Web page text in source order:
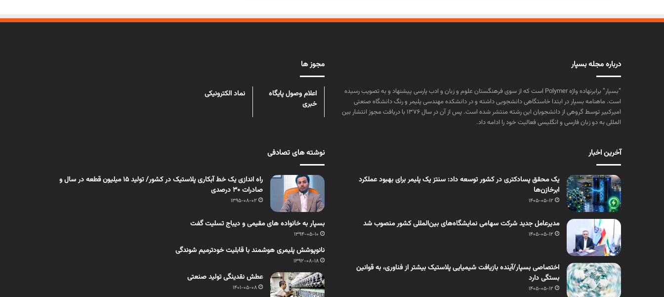
درباره مجله بسپار
“بسپار” برابرنهاده واژه Polymer است که از سوی فرهنگستان علوم و زبان و ادب پارسی پیشنهاد و به تصویب رسیده
است. ماهنامه بسپار در ابتدا خاستگاهی دانشجویی داشته و در دانشکده مهندسی پلیمر و رنگ دانشگاه صنعتی
امیرکبیر توسط گروهی از دانشجویان این رشته منتشر شده است. پس از آن در سال ۱۳۷۶ با دریافت مجوز انتشار بین
المللی به دو زبان فارسی و انگلیسی فعالیت خود را ادامه داد.
مجوز ها
اعلام وصول پایگاه
خبری
نماد الکترونیکی
آخرین اخبار
یک محقق پسادکتری در کشور توسعه داد: سنتز یک پلیمر برای بهبود عملکرد
ابرخازن‌ها
1405-05-12
مدیرعامل جدید شرکت سهامی نمایشگاه‌های بین‌المللی کشور منصوب شد
1405-05-12
اختصاصی بسپار/آینده بازیافت شیمیایی پلاستیک بیشتر از فناوری، به قوانین
بستگی دارد
1405-05-12
نوشته های تصادفی
راه اندازی یک خط آبکاری پلاستیک در کشور/ تولید 15 میلیون قطعه در سال و
صادرات 30 درصدی
1395-08-02
بسپار به خانواده های مقیمی و دیباج تسلیت گفت
1394-05-10
نانوپوشش پلیمری هوشمند با قابلیت خودترمیم شوندگی
1392-08-18
عطش نقدینگی تولید صنعتی
1401-05-08